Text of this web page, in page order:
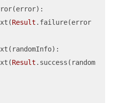
Result
Result .success(random